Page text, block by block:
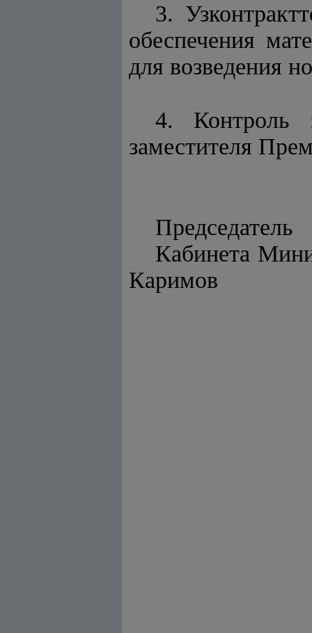
3.
обеспечения
для возведения
4. Контроль
заместителя
Председатель
Каримов